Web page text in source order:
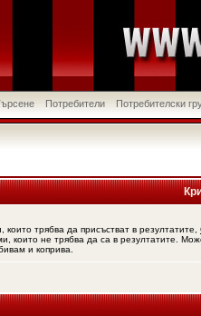
Потребители Потребителски
които трябва да присъстват в резултатите,
които не трябва да са в резултатите.
и коприва.